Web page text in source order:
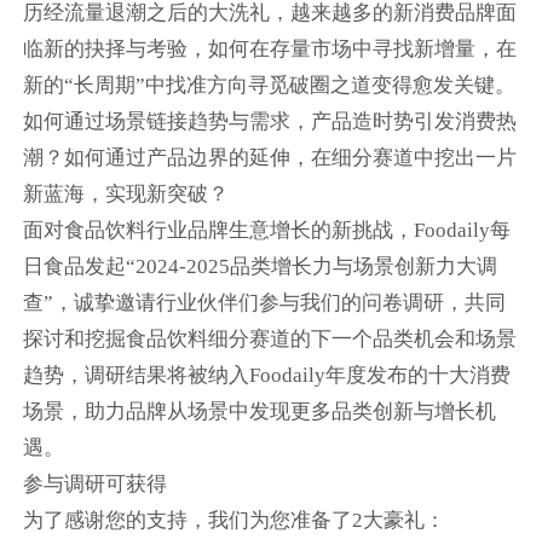
历经流量退潮之后的大洗礼，越来越多的新消费品牌面
临新的抉择与考验，如何在存量市场中寻找新增量，在
新的“长周期”中找准方向寻觅破圈之道变得愈发关键。
如何通过场景链接趋势与需求，产品造时势引发消费热
潮？如何通过产品边界的延伸，在细分赛道中挖出一片
新蓝海，实现新突破？
面对食品饮料行业品牌生意增长的新挑战，Foodaily每
日食品发起“2024-2025品类增长力与场景创新力大调
查”，诚挚邀请行业伙伴们参与我们的问卷调研，共同
探讨和挖掘食品饮料细分赛道的下一个品类机会和场景
趋势，调研结果将被纳入Foodaily年度发布的十大消费
场景，助力品牌从场景中发现更多品类创新与增长机
遇。
参与调研可获得
为了感谢您的支持，我们为您准备了2大豪礼：